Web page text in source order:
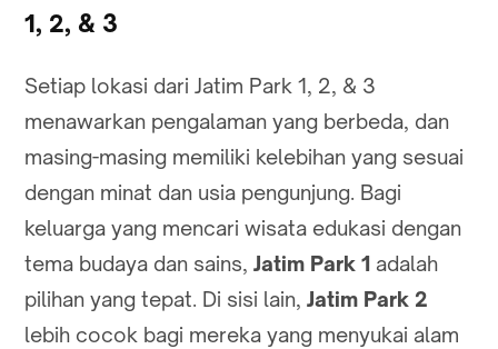
1, 2, & 3
Setiap lokasi dari Jatim Park 1, 2, & 3
menawarkan pengalaman yang berbeda, dan
masing-masing memiliki kelebihan yang sesuai
dengan minat dan usia pengunjung. Bagi
keluarga yang mencari wisata edukasi dengan
tema budaya dan sains, Jatim Park 1 adalah
pilihan yang tepat. Di sisi lain, Jatim Park 2
lebih cocok bagi mereka yang menyukai alam